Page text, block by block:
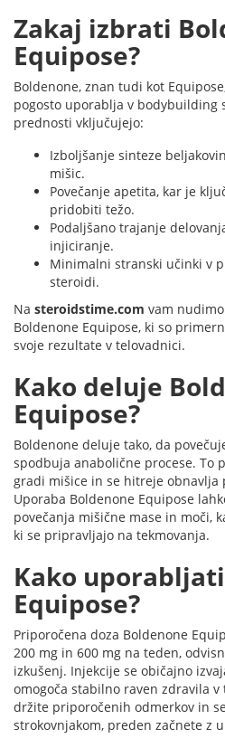
Zakaj izbrati
Equipose?
Boldenone, znan tudi kot
pogosto uporablja v bodybuilding
prednosti vključujejo:
Izboljšanje sinteze
mišic.
Povečanje apetita, kar je
pridobiti težo.
Podaljšano trajanje
injiciranje.
Minimalni stranski učinki v
steroidi.
Na steroidstime.com vam
Boldenone Equipose, ki so
svoje rezultate v telovadnici.
Kako deluje
Equipose?
Boldenone deluje tako, da
spodbuja anabolične procese. To
gradi mišice in se hitreje
Uporaba Boldenone Equipose
povečanja mišične mase in moči,
ki se pripravljajo na tekmovanja.
Kako
Equipose?
Priporočena doza Boldenone
200 mg in 600 mg na teden,
izkušenj. Injekcije se običajno
omogoča stabilno raven zdravila v
držite priporočenih odmerkov in
strokovnjakom, preden začnete z